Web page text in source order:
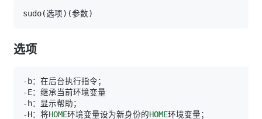
sudo(选项) (参数)
选项
-H：将HOME环境变量设为新身份的HOME